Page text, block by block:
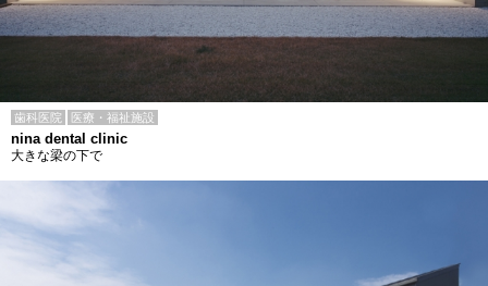
歯科医院 医療・福祉施設
nina dental clinic
大きな梁の下で